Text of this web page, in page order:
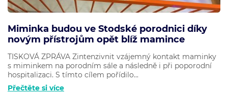
Miminka budou ve Stodské porodnici díky
novým přístrojům opět blíž mamince
TISKOVÁ ZPRÁVA Zintenzivnit vzájemný kontakt maminky
s miminkem na porodním sále a následně i při poporodní
hospitalizaci. S tímto cílem pořídilo...
Přečtěte si více